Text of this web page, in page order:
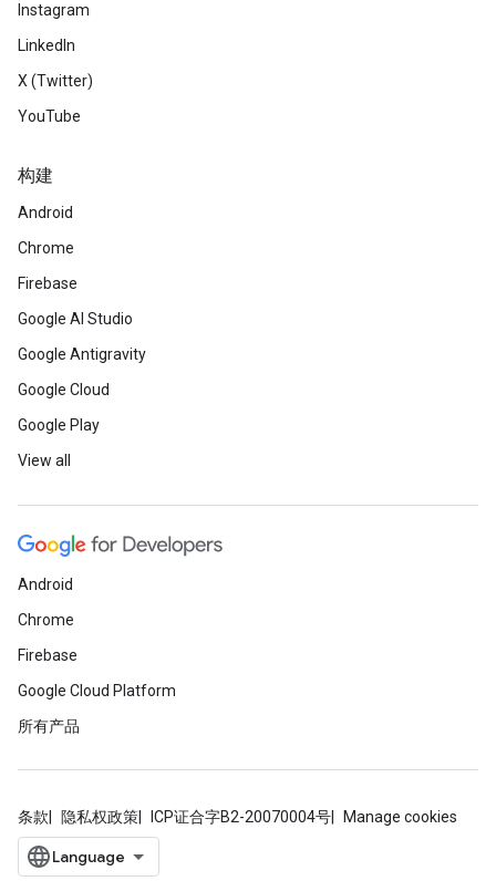
Instagram
LinkedIn
X (Twitter)
YouTube
构建
Android
Chrome
Firebase
Google AI Studio
Google Antigravity
Google Cloud
Google Play
View all
Android
Chrome
Firebase
Google Cloud Platform
所有产品
条款 隐私权政策 ICP证合字B2-20070004号 Manage cookies